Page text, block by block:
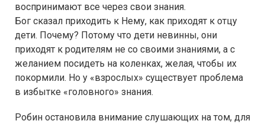
воспринимают все через свои знания.
Бог сказал приходить к Нему, как приходят к отцу
дети. Почему? Потому что дети невинны, они
приходят к родителям не со своими знаниями, а с
желанием посидеть на коленках, желая, чтобы их
покормили. Но у «взрослых» существует проблема
в избытке «головного» знания.
Робин остановила внимание слушающих на том, для